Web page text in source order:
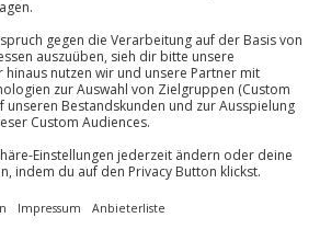
Rom bei Jochen Schweizer
einfach ein Reiseziel. Du
Aufbruchsstimmung und das
ersten Mal römisches
deinen Schuhen spürst. Und du
Zeit – in einer der